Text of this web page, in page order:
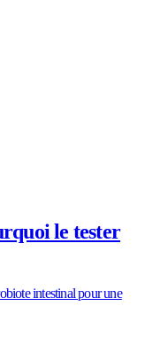
le tester
intestinal pour une